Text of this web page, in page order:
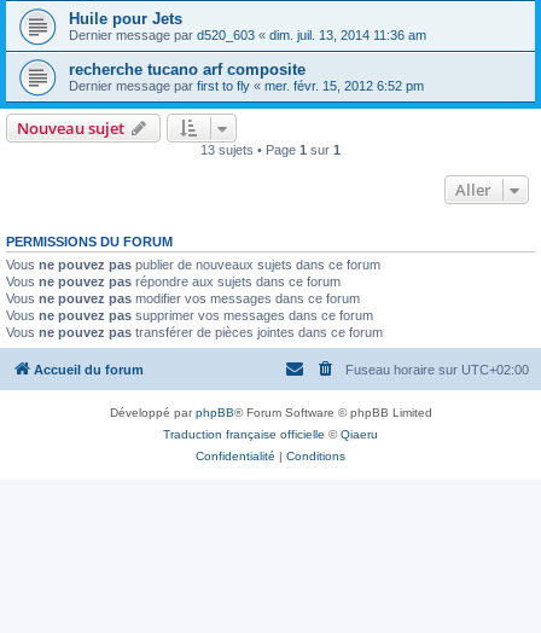
Huile pour Jets
Dernier message par d520_603 « dim. juil. 13, 2014 11:36 am
recherche tucano arf composite
Dernier message par first to fly « mer. févr. 15, 2012 6:52 pm
Nouveau sujet
13 sujets • Page 1 sur 1
Aller
PERMISSIONS DU FORUM
Vous ne pouvez pas publier de nouveaux sujets dans ce forum
Vous ne pouvez pas répondre aux sujets dans ce forum
Vous ne pouvez pas modifier vos messages dans ce forum
Vous ne pouvez pas supprimer vos messages dans ce forum
Vous ne pouvez pas transférer de pièces jointes dans ce forum
Accueil du forum Fuseau horaire sur UTC+02:00
Développé parphpBB® Forum Software © phpBB Limited
Traduction française officielle ©Qiaeru
Confidentialité | Conditions